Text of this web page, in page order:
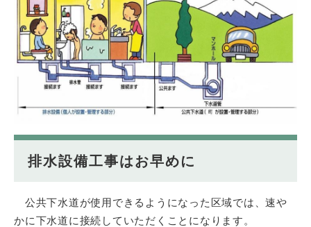
排水設備工事はお早めに
公共下水道が使用できるようになった区域では、速や
かに下水道に接続していただくことになります。